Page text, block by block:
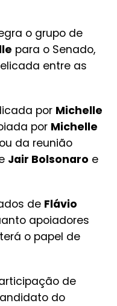
o grupo de
para o Senado,
entre as
por Michelle
por Michelle
da reunião
Jair Bolsonaro e
de Flávio
apoiadores
o papel de
de
do